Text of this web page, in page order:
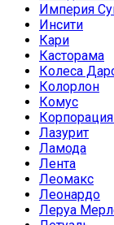
Империя
Инсити
Кари
Касторама
Колеса
Колорлон
Комус
Лазурит
Ламода
Лента
Леомакс
Леонардо
Леруа